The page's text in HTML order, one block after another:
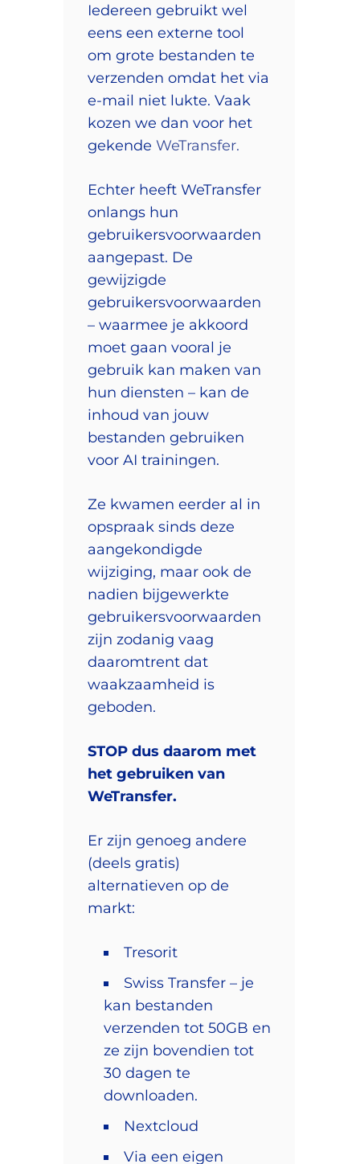
Iedereen gebruikt wel
eens een externe tool
om grote bestanden te
verzenden omdat het via
e-mail niet lukte. Vaak
kozen we dan voor het
gekende WeTransfer.
Echter heeft WeTransfer
onlangs hun
gebruikersvoorwaarden
aangepast. De
gewijzigde
gebruikersvoorwaarden
– waarmee je akkoord
moet gaan vooral je
gebruik kan maken van
hun diensten – kan de
inhoud van jouw
bestanden gebruiken
voor AI trainingen.
Ze kwamen eerder al in
opspraak sinds deze
aangekondigde
wijziging, maar ook de
nadien bijgewerkte
gebruikersvoorwaarden
zijn zodanig vaag
daaromtrent dat
waakzaamheid is
geboden.
STOP dus daarom met
het gebruiken van
WeTransfer.
Er zijn genoeg andere
(deels gratis)
alternatieven op de
markt:
Tresorit
Swiss Transfer – je
kan bestanden
verzenden tot 50GB en
ze zijn bovendien tot
30 dagen te
downloaden.
Nextcloud
Via een eigen